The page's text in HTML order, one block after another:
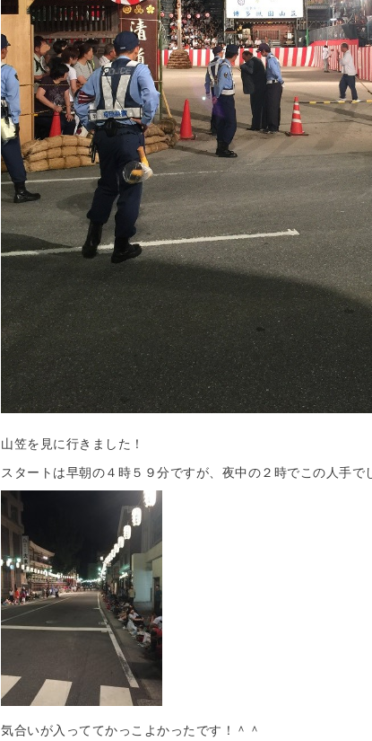
山笠を見に行きました！
スタートは早朝の４時５９分ですが、夜中の２時でこの人手で
気合いが入っててかっこよかったです！＾＾